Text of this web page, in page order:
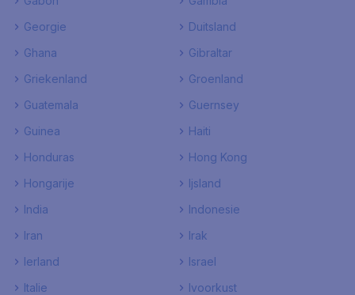
Georgie
Duitsland
Ghana
Gibraltar
Griekenland
Groenland
Guatemala
Guernsey
Guinea
Haiti
Honduras
Hong Kong
Hongarije
Ijsland
India
Indonesie
Iran
Irak
Ierland
Israel
Italie
Ivoorkust